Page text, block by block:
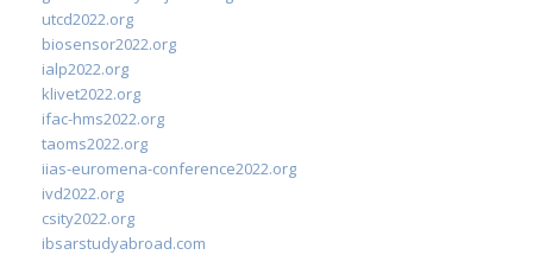
utcd2022.org
biosensor2022.org
ialp2022.org
klivet2022.org
ifac-hms2022.org
taoms2022.org
iias-euromena-conference2022.org
ivd2022.org
csity2022.org
ibsarstudyabroad.com